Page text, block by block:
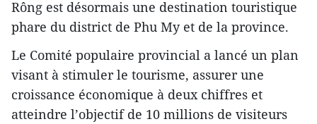
Rông est désormais une destination touristique
phare du district de Phu My et de la province.
Le Comité populaire provincial a lancé un plan
visant à stimuler le tourisme, assurer une
croissance économique à deux chiffres et
atteindre l’objectif de 10 millions de visiteurs